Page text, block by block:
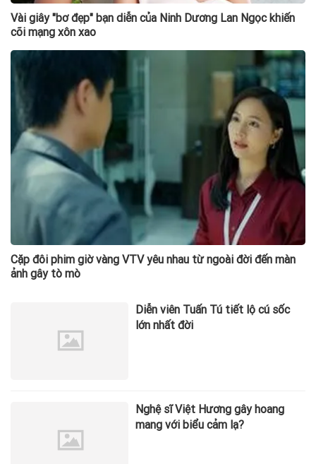
Vài giây "bơ đẹp" bạn diễn của Ninh Dương Lan Ngọc khiến
cõi mạng xôn xao
Cặp đôi phim giờ vàng VTV yêu nhau từ ngoài đời đến màn
ảnh gây tò mò
Diễn viên Tuấn Tú tiết lộ cú sốc
lớn nhất đời
Nghệ sĩ Việt Hương gây hoang
mang với biểu cảm lạ?